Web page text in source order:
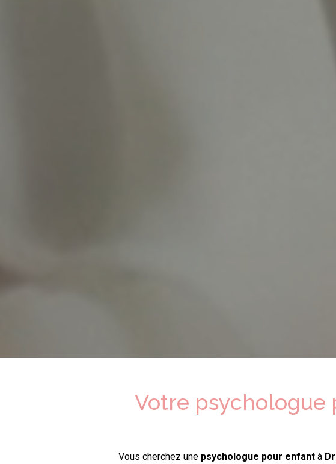
Votre psychologue
Vous cherchez une psychologue pour enfant à